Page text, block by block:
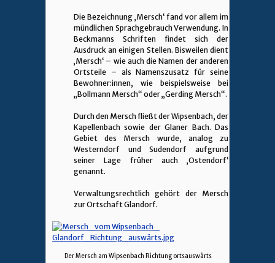
Die Bezeichnung ‚Mersch‘ fand vor allem im
mündlichen Sprachgebrauch Verwendung. In
Beckmanns Schriften findet sich der
Ausdruck an einigen Stellen. Bisweilen dient
‚Mersch‘ – wie auch die Namen der anderen
Ortsteile – als Namenszusatz für seine
Bewohner:innen, wie beispielsweise bei
„Bollmann Mersch“ oder „Gerding Mersch“.
Durch den Mersch fließt der Wipsenbach, der
Kapellenbach sowie der Glaner Bach. Das
Gebiet des Mersch wurde, analog zu
Westerndorf und Sudendorf aufgrund
seiner Lage früher auch ‚Ostendorf‘
genannt.
Verwaltungsrechtlich gehört der Mersch
zur Ortschaft Glandorf.
Der Mersch am Wipsenbach Richtung ortsauswärts